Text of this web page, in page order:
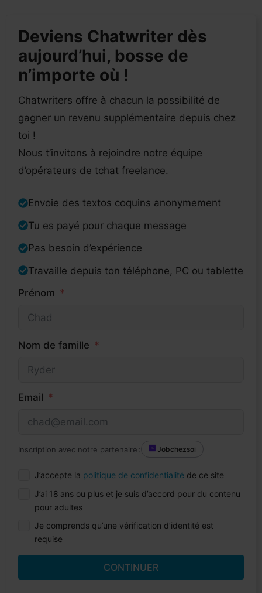
Deviens Chatwriter dès
aujourd’hui, bosse de
n’importe où !
Chatwriters offre à chacun la possibilité de
gagner un revenu supplémentaire depuis chez
toi !
Nous t’invitons à rejoindre notre équipe
d’opérateurs de tchat freelance.
Envoie des textos coquins anonymement
Tu es payé pour chaque message
Pas besoin d’expérience
Travaille depuis ton téléphone, PC ou tablette
Prénom
Nom de famille
Email
Inscription avec notre partenaire : Jobchezsoi
J’accepte la politique de confidentialité de ce site
J’ai 18 ans ou plus et je suis d’accord pour du contenu
pour adultes
Je comprends qu’une vérification d’identité est
requise
CONTINUER